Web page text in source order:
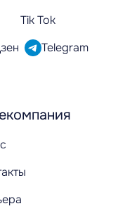
Tik Tok
Telegram